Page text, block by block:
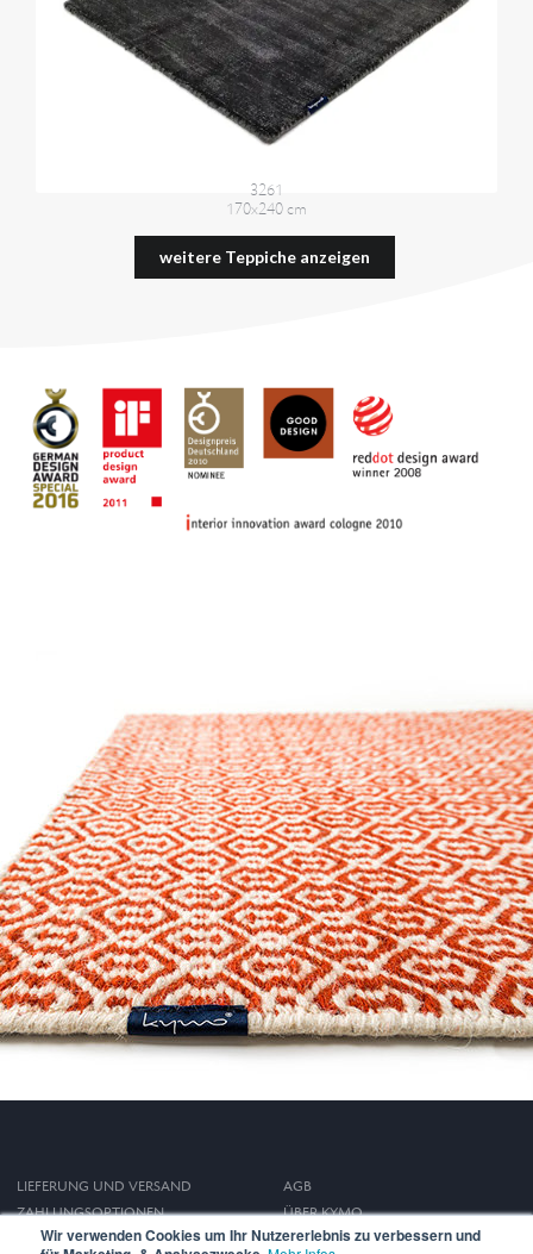
Wir verwenden Cookies um Ihr Nutzererlebnis zu verbessern und
3261
170x240 cm
2300,00 €
weitere Teppiche anzeigen
LIEFERUNG UND VERSAND
ZAHLUNGSOPTIONEN
WIDERRUFSRECHT
AGB
ÜBER KYMO
IMPRESSUM